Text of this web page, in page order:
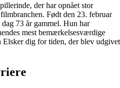
der har opnået stor
Født den 23. februar
73 år gammel. Hun har
mest bemærkelsesværdige
dig for tiden, der blev udgivet